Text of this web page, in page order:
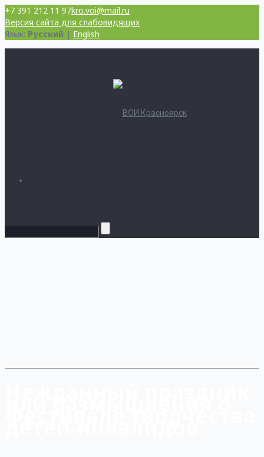
+7 391 212 11 97kro.voi@mail.ru
Версия сайта для слабовидящих
Язык: Русский | English